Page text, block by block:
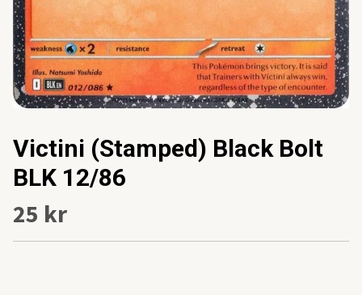
Victini (Stamped) Black Bolt
BLK 12/86
25 kr